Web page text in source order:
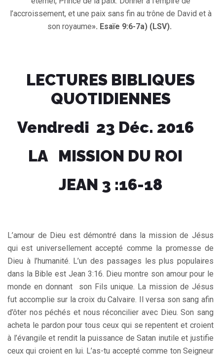
l’accroissement, et une paix sans fin au trône de David et à
son royaume». Esaïe 9:6-7a) (LSV).
LECTURES BIBLIQUES
QUOTIDIENNES
Vendredi 23 Déc. 2016
LA MISSION DU ROI
JEAN 3 :16-18
L’amour de Dieu est démontré dans la mission de Jésus
qui est universellement accepté comme la promesse de
Dieu à l’humanité. L’un des passages les plus populaires
dans la Bible est Jean 3:16. Dieu montre son amour pour le
monde en donnant son Fils unique. La mission de Jésus
fut accomplie sur la croix du Calvaire. Il versa son sang afin
d’ôter nos péchés et nous réconcilier avec Dieu. Son sang
acheta le pardon pour tous ceux qui se repentent et croient
à l’évangile et rendit la puissance de Satan inutile et justifie
ceux qui croient en lui. L’as-tu accepté comme ton Seigneur